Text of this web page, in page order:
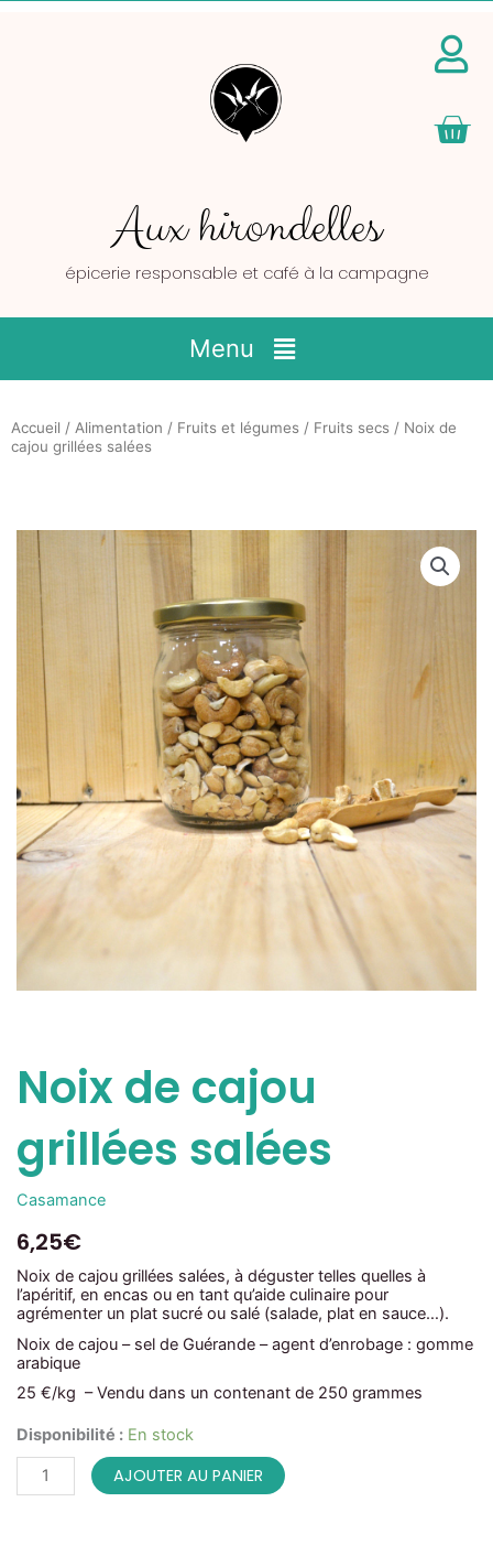
Aux hirondelles
épicerie responsable et café à la campagne
Main
Menu
Menu
Accueil / Alimentation / Fruits et légumes / Fruits secs / Noix de
cajou grillées salées
Noix de cajou
grillées salées
Casamance
6,25€
Noix de cajou grillées salées, à déguster telles quelles à
l’apéritif, en encas ou en tant qu’aide culinaire pour
agrémenter un plat sucré ou salé (salade, plat en sauce…).
Noix de cajou – sel de Guérande – agent d’enrobage : gomme
arabique
25 €/kg – Vendu dans un contenant de 250 grammes
Disponibilité : En stock
quantité
de
Noix
de
AJOUTER AU PANIER